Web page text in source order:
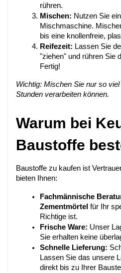
rühren.
Mischen: Nutzen Sie
Mischmaschine.
bis eine knollenfreie,
Reifezeit: Lassen Sie
"ziehen" und rühren Sie
Fertig!
Wichtig: Mischen Sie nur so
Stunden verarbeiten können.
Warum bei
Baustoffe
Baustoffe zu kaufen ist
bieten Ihnen:
Fachmännische
Zementmörtel für Ihr
Richtige ist.
Frische Ware: Unser
Sie erhalten keine
Schnelle Lieferung:
Lassen Sie das unsere
direkt bis zu Ihrer